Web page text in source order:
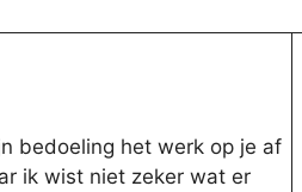
bedoeling het werk op je af
ik wist niet zeker wat er